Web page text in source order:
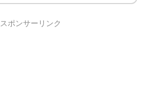
スポンサーリンク